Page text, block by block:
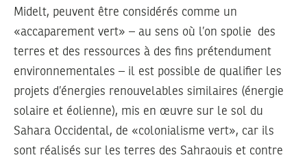
Midelt, peuvent être considérés comme un
«accaparement vert» – au sens où l’on spolie des
terres et des ressources à des fins prétendument
environnementales – il est possible de qualifier les
projets d’énergies renouvelables similaires (énergie
solaire et éolienne), mis en œuvre sur le sol du
Sahara Occidental, de «colonialisme vert», car ils
sont réalisés sur les terres des Sahraouis et contre